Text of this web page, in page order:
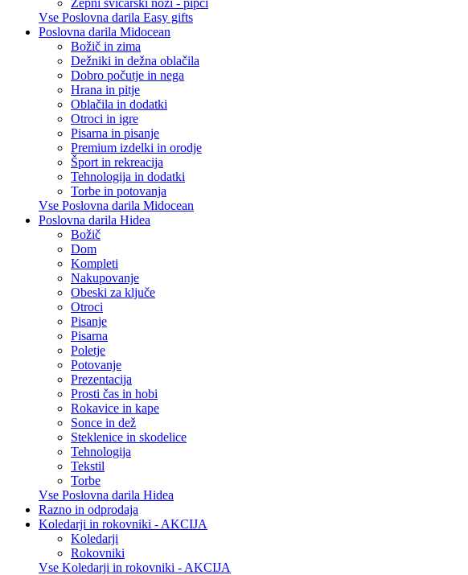
Žepni švicarski noži - pipci
Vse Poslovna darila Easy gifts
Poslovna darila Midocean
Božič in zima
Dežniki in dežna oblačila
Dobro počutje in nega
Hrana in pitje
Oblačila in dodatki
Otroci in igre
Pisarna in pisanje
Premium izdelki in orodje
Šport in rekreacija
Tehnologija in dodatki
Torbe in potovanja
Vse Poslovna darila Midocean
Poslovna darila Hidea
Božič
Dom
Kompleti
Nakupovanje
Obeski za ključe
Otroci
Pisanje
Pisarna
Poletje
Potovanje
Prezentacija
Prosti čas in hobi
Rokavice in kape
Sonce in dež
Steklenice in skodelice
Tehnologija
Tekstil
Torbe
Vse Poslovna darila Hidea
Razno in odprodaja
Koledarji in rokovniki - AKCIJA
Koledarji
Rokovniki
Vse Koledarji in rokovniki - AKCIJA